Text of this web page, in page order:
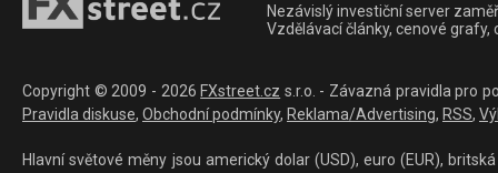
Nezávislý investiční server
Vzdělávací články, cenové
Copyright © 2009 - 2026 FXstreet.cz s.r.o. - Závazná pravidla pro
Pravidla diskuse, Obchodní podmínky, Reklama/Advertising, RSS,
Hlavní světové měny jsou americký dolar (USD), euro (EUR),